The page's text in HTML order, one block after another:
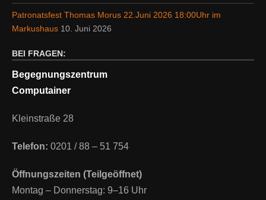
Patronatsfest Thomas Morus 22.Juni 2026 18:00Uhr im
Markushaus 10. Juni 2026
BEI FRAGEN:
Begegnungszentrum
Computainer
Kleinstraße 28
Telefon: 0201 / 88 – 51 754
Öffnungszeiten (Teilgeöffnet)
Montag – Donnerstag: 9–16 Uhr